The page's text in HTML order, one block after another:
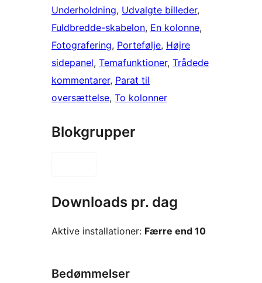
Underholdning, Udvalgte billeder
Fuldbredde-skabelon, En kolonne
Fotografering, Portefølje, Højre
sidepanel, Temafunktioner, Trådede
kommentarer, Parat til
oversættelse, To kolonner
Blokgrupper
Downloads pr. dag
Aktive installationer: Færre end 10
Bedømmelser